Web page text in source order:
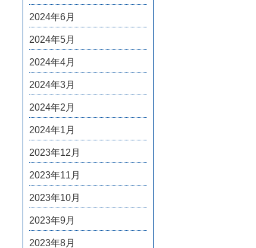
2024年6月
2024年5月
2024年4月
2024年3月
2024年2月
2024年1月
2023年12月
2023年11月
2023年10月
2023年9月
2023年8月